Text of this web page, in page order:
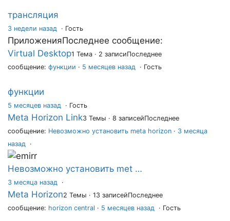
трансляция
3 недели назад · Гость
ПриложенияПоследнее сообщение:
Virtual Desktop1 Тема · 2 записиПоследнее
сообщение: функции · 5 месяцев назад · Гость
функции
5 месяцев назад · Гость
Meta Horizon Link3 Темы · 8 записейПоследнее
сообщение: Невозможно установить meta horizon · 3 месяца
назад ·
Невозможно установить met …
3 месяца назад ·
Meta Horizon2 Темы · 13 записейПоследнее
сообщение: horizon central · 5 месяцев назад · Гость